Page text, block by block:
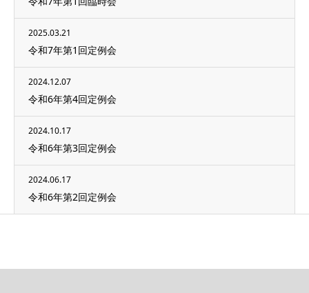
2025.03.21
令和7年第1回定例会
2024.12.07
令和6年第4回定例会
2024.10.17
令和6年第3回定例会
2024.06.17
令和6年第2回定例会